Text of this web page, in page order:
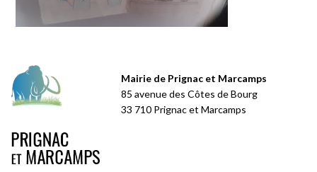
Mairie de Prignac et Marcamps
85 avenue des Côtes de Bourg
33 710 Prignac et Marcamps